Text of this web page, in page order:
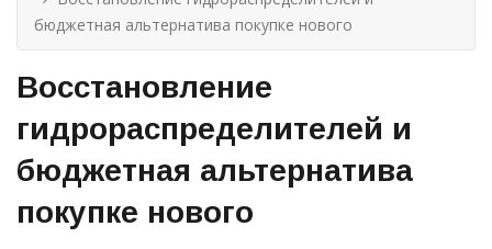
бюджетная альтернатива покупке нового
Восстановление
гидрораспределителей и
бюджетная альтернатива
покупке нового